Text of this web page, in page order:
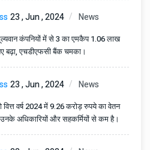
23 , Jun , 2024 News
कंपनियों में से 3 का एमकैप 1.06 लाख
बढ़ा, एचडीएफसी बैंक चमका।
23 , Jun , 2024 News
वित्त वर्ष 2024 में 9.26 करोड़ रुपये का वेतन
उनके अधिकारियों और सहकर्मियों से कम है।